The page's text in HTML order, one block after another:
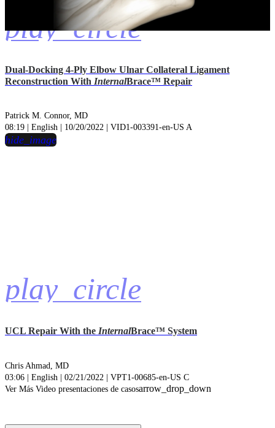
play_circle
Dual-Docking 4-Ply Elbow Ulnar Collateral Ligament
Reconstruction With InternalBrace™ Repair
Patrick M. Connor, MD
08:19 | English | 10/20/2022 | VID1-003391-en-US A
play_circle
hide_image
UCL Repair With the InternalBrace™ System
Chris Ahmad, MD
03:06 | English | 02/21/2022 | VPT1-00685-en-US C
Ver Más Video presentaciones de casosarrow_drop_down